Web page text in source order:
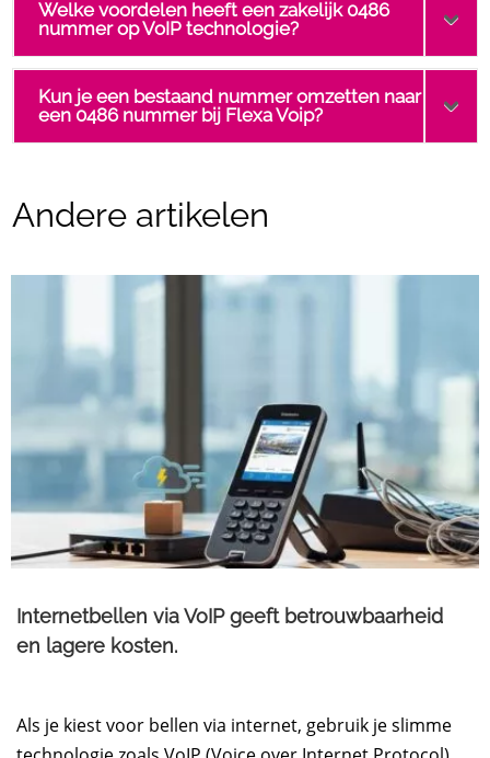
Welke voordelen heeft een zakelijk 0486
nummer op VoIP technologie?
Kun je een bestaand nummer omzetten naar
een 0486 nummer bij Flexa Voip?
Andere artikelen
Internetbellen via VoIP geeft betrouwbaarheid
en lagere kosten.
Als je kiest voor bellen via internet, gebruik je slimme